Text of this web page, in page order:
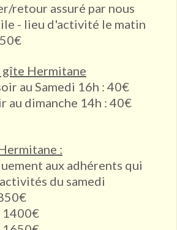
retour assuré par nous
- lieu d'activité le matin
gîte Hermitane
au Samedi 16h : 40€
au dimanche 14h : 40€
:
aux adhérents qui
du samedi
1400€